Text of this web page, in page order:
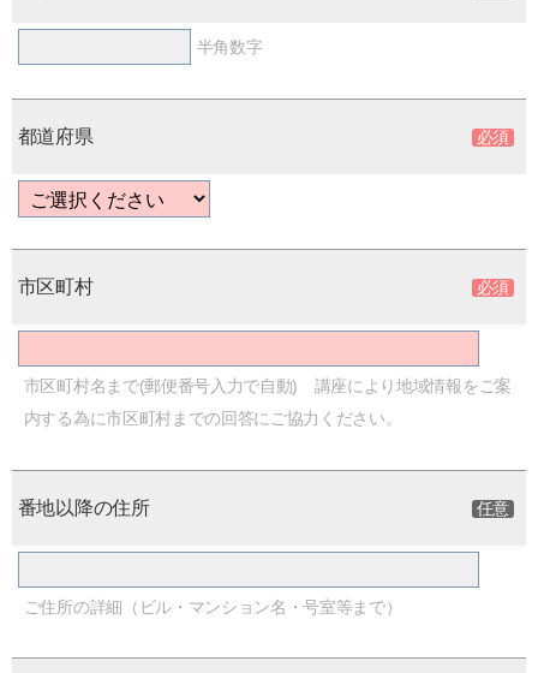
半角数字
都道府県
市区町村
市区町村名まで(郵便番号入力で自動) 講座により地域情報をご案
内する為に市区町村までの回答にご協力ください。
番地以降の住所
ご住所の詳細（ビル・マンション名・号室等まで）